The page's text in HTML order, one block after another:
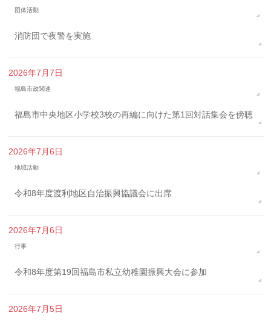
団体活動
消防団で夜警を実施
2026年7月7日
福島市政関連
福島市中央地区小学校3校の再編に向けた第1回対話集会を傍聴
2026年7月6日
地域活動
令和8年度渡利地区自治振興協議会に出席
2026年7月6日
行事
令和8年度第19回福島市私立幼稚園振興大会に参加
2026年7月5日